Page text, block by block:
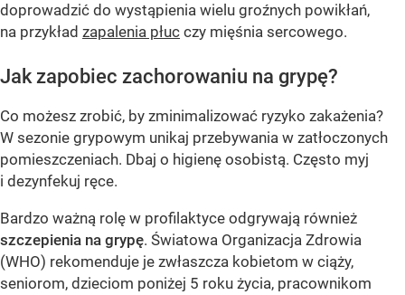
doprowadzić do wystąpienia wielu groźnych powikłań,
na przykład zapalenia płuc czy mięśnia sercowego.
Jak zapobiec zachorowaniu na grypę?
Co możesz zrobić, by zminimalizować ryzyko zakażenia?
W sezonie grypowym unikaj przebywania w zatłoczonych
pomieszczeniach. Dbaj o higienę osobistą. Często myj
i dezynfekuj ręce.
Bardzo ważną rolę w profilaktyce odgrywają również
szczepienia na grypę. Światowa Organizacja Zdrowia
(WHO) rekomenduje je zwłaszcza kobietom w ciąży,
seniorom, dzieciom poniżej 5 roku życia, pracownikom